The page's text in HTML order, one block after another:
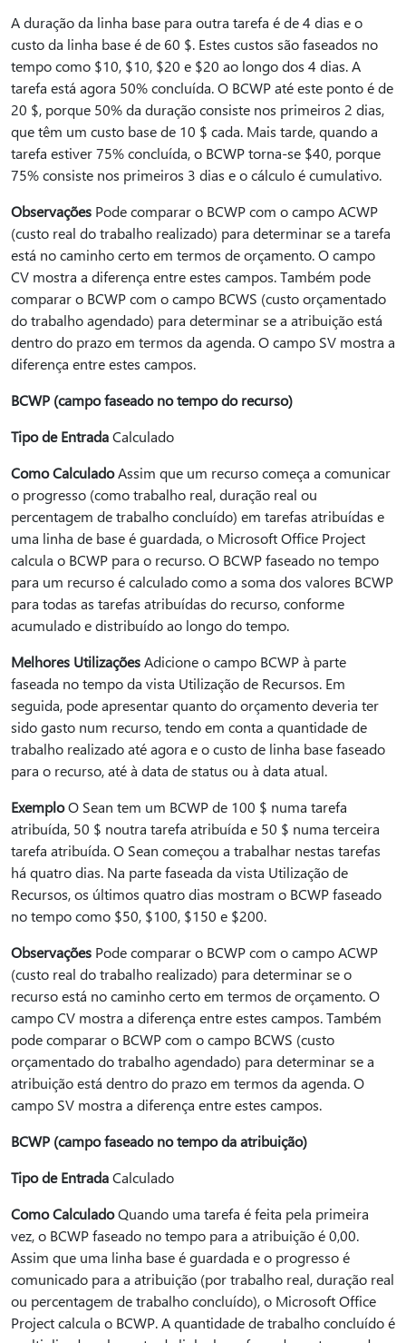
A duração da linha base para outra tarefa é de 4 dias e o
custo da linha base é de 60 $. Estes custos são faseados no
tempo como $10, $10, $20 e $20 ao longo dos 4 dias. A
tarefa está agora 50% concluída. O BCWP até este ponto é de
20 $, porque 50% da duração consiste nos primeiros 2 dias,
que têm um custo base de 10 $ cada. Mais tarde, quando a
tarefa estiver 75% concluída, o BCWP torna-se $40, porque
75% consiste nos primeiros 3 dias e o cálculo é cumulativo.
Observações Pode comparar o BCWP com o campo ACWP
(custo real do trabalho realizado) para determinar se a tarefa
está no caminho certo em termos de orçamento. O campo
CV mostra a diferença entre estes campos. Também pode
comparar o BCWP com o campo BCWS (custo orçamentado
do trabalho agendado) para determinar se a atribuição está
dentro do prazo em termos da agenda. O campo SV mostra a
diferença entre estes campos.
BCWP (campo faseado no tempo do recurso)
Tipo de EntradaCalculado
Como CalculadoAssim que um recurso começa a comunicar
o progresso (como trabalho real, duração real ou
percentagem de trabalho concluído) em tarefas atribuídas e
uma linha de base é guardada, o Microsoft Office Project
calcula o BCWP para o recurso. O BCWP faseado no tempo
para um recurso é calculado como a soma dos valores BCWP
para todas as tarefas atribuídas do recurso, conforme
acumulado e distribuído ao longo do tempo.
Melhores UtilizaçõesAdicione o campo BCWP à parte
faseada no tempo da vista Utilização de Recursos. Em
seguida, pode apresentar quanto do orçamento deveria ter
sido gasto num recurso, tendo em conta a quantidade de
trabalho realizado até agora e o custo de linha base faseado
para o recurso, até à data de status ou à data atual.
ExemploO Sean tem um BCWP de 100 $ numa tarefa
atribuída, 50 $ noutra tarefa atribuída e 50 $ numa terceira
tarefa atribuída. O Sean começou a trabalhar nestas tarefas
há quatro dias. Na parte faseada da vista Utilização de
Recursos, os últimos quatro dias mostram o BCWP faseado
no tempo como $50, $100, $150 e $200.
Observações Pode comparar o BCWP com o campo ACWP
(custo real do trabalho realizado) para determinar se o
recurso está no caminho certo em termos de orçamento. O
campo CV mostra a diferença entre estes campos. Também
pode comparar o BCWP com o campo BCWS (custo
orçamentado do trabalho agendado) para determinar se a
atribuição está dentro do prazo em termos da agenda. O
campo SV mostra a diferença entre estes campos.
BCWP (campo faseado no tempo da atribuição)
Tipo de EntradaCalculado
Como CalculadoQuando uma tarefa é feita pela primeira
vez, o BCWP faseado no tempo para a atribuição é 0,00.
Assim que uma linha base é guardada e o progresso é
comunicado para a atribuição (por trabalho real, duração real
ou percentagem de trabalho concluído), o Microsoft Office
Project calcula o BCWP. A quantidade de trabalho concluído é